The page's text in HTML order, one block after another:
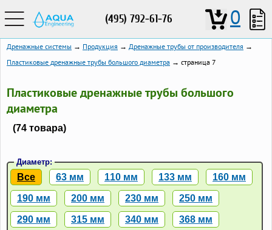
(495) 792-61-76 0
Дренажные системы → Продукция → Дренажные трубы от производителя →
Пластиковые дренажные трубы большого диаметра → страница 7
Пластиковые дренажные трубы большого
диаметра
(74 товара)
Диаметр:
Все 63 мм 110 мм 133 мм 160 мм
190 мм 200 мм 230 мм 250 мм
290 мм 315 мм 340 мм 368 мм